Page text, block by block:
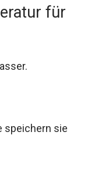
für
speichern sie